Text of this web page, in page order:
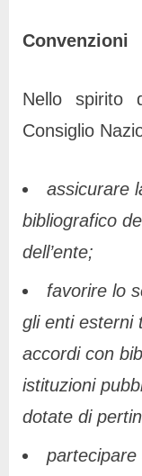
Convenzioni
Nello spirito
Consiglio
assicurare
bibliografico
dell’ente;
favorire lo
gli enti esterni
accordi con
istituzioni
dotate di
partecipare